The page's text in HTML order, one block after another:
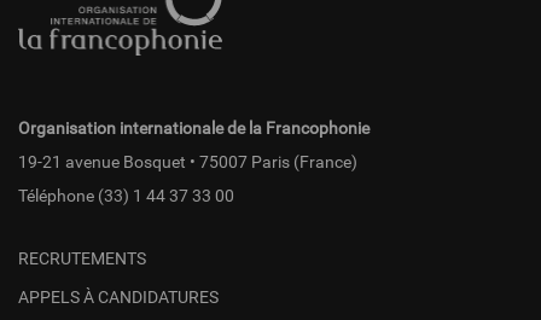
page
Organisation internationale de la Francophonie
19-21 avenue Bosquet • 75007 Paris (France)
Téléphone (33) 1 44 37 33 00
RECRUTEMENTS
APPELS À CANDIDATURES